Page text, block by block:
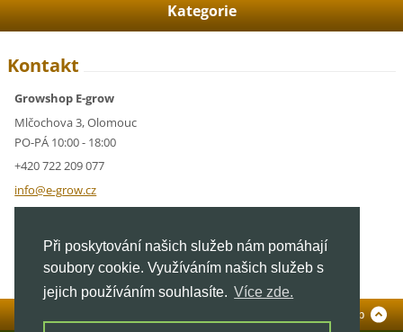
Při poskytování našich služeb nám pomáhají
soubory cookie. Využíváním našich služeb s
jejich používáním souhlasíte. Více zde.
Kategorie
Kontakt
Growshop E-grow
Mlčochova 3, Olomouc
PO-PÁ 10:00 - 18:00
+420 722 209 077
info@e-grow.cz
IČ: 05928591
DIČ: CZ05928591
To Top